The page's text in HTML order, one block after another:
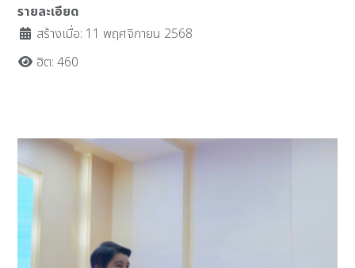
รายละเอียด
สร้างเมื่อ: 11 พฤศจิกายน 2568
ฮิต: 460